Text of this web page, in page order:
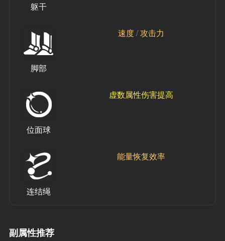
躯干
脚部
速度 / 攻击力
位面球
虚数属性伤害提高
连结绳
能量恢复效率
副属性推荐